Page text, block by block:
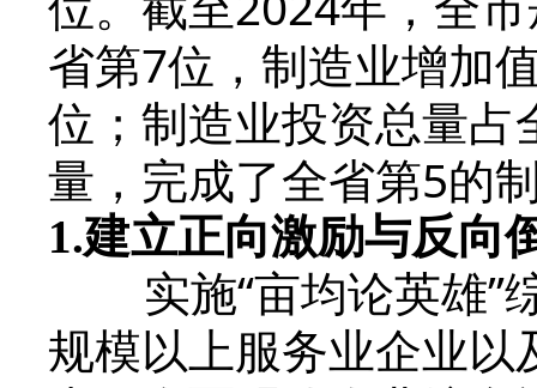
省第7位，制造业增加
位；制造业投资总量
量，完成了全省第5的
1.建立正向激励与反向
实施“亩均论英雄”
规模以上服务业企业